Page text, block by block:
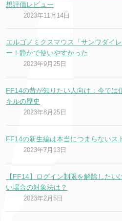
想評価レビュー
2023年11月14日
エルゴノミクスマウス「サンワダイ
ー！静かで使いやすかった
2023年9月25日
FF14の昔が知りたい人向け：今では
キルの歴史
2023年8月25日
FF14の新生編は本当につまらないス
2023年7月13日
【FF14】ログイン制限を解除した
い場合の対象法は？
2023年2月5日